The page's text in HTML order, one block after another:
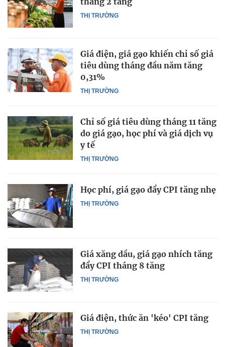
THỊ TRƯỜNG
THỊ TRƯỜNG
Giá điện, giá gạo khiến chỉ số giá
tiêu dùng tháng đầu năm tăng
0,31%
THỊ TRƯỜNG
Chỉ số giá tiêu dùng tháng 11 tăng
do giá gạo, học phí và giá dịch vụ
y tế
THỊ TRƯỜNG
Học phí, giá gạo đẩy CPI tăng nhẹ
THỊ TRƯỜNG
Giá xăng dầu, giá gạo nhích tăng
đẩy CPI tháng 8 tăng
THỊ TRƯỜNG
Giá điện, thức ăn 'kéo' CPI tăng